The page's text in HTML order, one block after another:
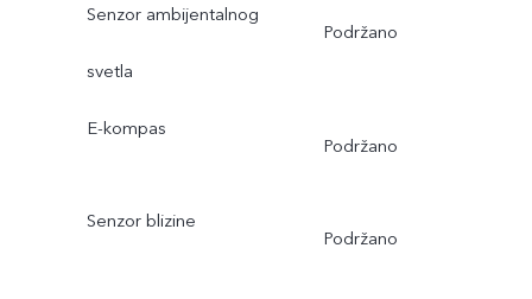
Senzor ambijentalnog
svetla
Podržano
E-kompas
Podržano
Senzor blizine
Podržano